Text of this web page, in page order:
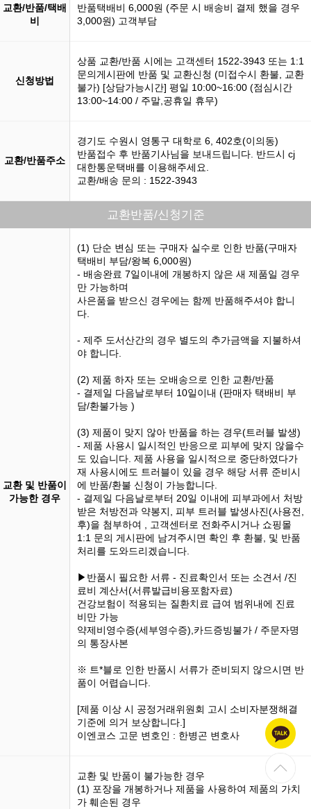
교환/반품/택배
비
반품택배비 6,000원 (주문 시 배송비 결제 했을 경우
3,000원) 고객부담
신청방법
상품 교환/반품 시에는 고객센터 1522-3943 또는 1:1
문의게시판에 반품 및 교환신청 (미접수시 환불, 교환
불가) [상담가능시간] 평일 10:00~16:00 (점심시간
13:00~14:00 / 주말,공휴일 휴무)
교환/반품주소
경기도 수원시 영통구 대학로 6, 402호(이의동)
반품접수 후 반품기사님을 보내드립니다. 반드시 cj
대한통운택배를 이용해주세요.
교환/배송 문의 : 1522-3943
교환반품/신청기준
교환 및 반품이
가능한 경우
(1) 단순 변심 또는 구매자 실수로 인한 반품(구매자
택배비 부담/왕복 6,000원)
- 배송완료 7일이내에 개봉하지 않은 새 제품일 경우
만 가능하며
사은품을 받으신 경우에는 함께 반품해주셔야 합니
다.
- 제주 도서산간의 경우 별도의 추가금액을 지불하셔
야 합니다.
(2) 제품 하자 또는 오배송으로 인한 교환/반품
- 결제일 다음날로부터 10일이내 (판매자 택배비 부
담/환불가능 )
(3) 제품이 맞지 않아 반품을 하는 경우(트러블 발생)
- 제품 사용시 일시적인 반응으로 피부에 맞지 않을수
도 있습니다. 제품 사용을 일시적으로 중단하였다가
재 사용시에도 트러블이 있을 경우 해당 서류 준비시
에 반품/환불 신청이 가능합니다.
- 결제일 다음날로부터 20일 이내에 피부과에서 처방
받은 처방전과 약봉지, 피부 트러블 발생사진(사용전,
후)을 첨부하여 , 고객센터로 전화주시거나 쇼핑몰
1:1 문의 게시판에 남겨주시면 확인 후 환불, 및 반품
처리를 도와드리겠습니다.
▶반품시 필요한 서류 - 진료확인서 또는 소견서 /진
료비 계산서(서류발급비용포함자료)
건강보험이 적용되는 질환치료 급여 범위내에 진료
비만 가능
약제비영수증(세부영수증),카드증빙불가 / 주문자명
의 통장사본
※ 트*블로 인한 반품시 서류가 준비되지 않으시면 반
품이 어렵습니다.
[제품 이상 시 공정거래위원회 고시 소비자분쟁해결
기준에 의거 보상합니다.]
이엔코스 고문 변호인 : 한병곤 변호사
교환 및 반품이 불가능한 경우
(1) 포장을 개봉하거나 제품을 사용하여 제품의 가치
가 훼손된 경우